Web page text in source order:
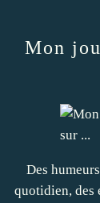
Mon
Des
quotidien, des